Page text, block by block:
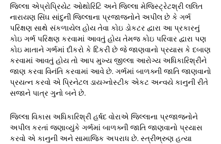
જિલ્લા એપ્રોપ્રિયેટ ઓથોરિટિ અને જિલ્લા મેજિસ્ટ્રેટશ્રી લલિત
નારાયણ સિંઘ સાંદુની જિલ્લાના પ્રજાજનોને અપીલ છે કે ગર્ભ
પરિક્ષણ સાથે સંકળાયેલ હોય તેવા કોઇ ડોકટર દ્વારા આ પ્રકારનું
કોઇ ગર્ભ પરિક્ષણ કરવામાં આવતું હોય તેમજ કોઇ પરિવાર દ્વારા પણ
કોઇ માતાને ગર્ભમાં દીકરો કે દિકરી છે જે જાણવાનો પ્રયાસ કે દબાણ
કરવામાં આવતું હોય તો આપ મુખ્ય જીલ્લા આરોગ્ય અધિકારિશ્રીને
જાણ કરવા વિનંતિ કરવામાં આવે છે. ગર્ભમાં બાળક્ની જાતિ જાણવાનો
પ્રયત્ન કરવો એ પ્રિનેટલ ડાયગ્નોસ્ટીક એકટ અન્વયે કાનુની રીતે
સજાને પાત્ર ગુનો બને છે.
જિલ્લા વિકાસ અધિકારિશ્રી હર્ષદ વોરાએ જિલ્લાના પ્રજાજનોને
અપીલ કરતાં જણાવ્યુંકે ગર્ભમાં બાળક્ની જાતિ જાણવાનો પ્રયાસ
કરવો એ કાનુની અને સામાજિક અપરાધ છે. સ્ત્રીભ્રુણ હત્યા